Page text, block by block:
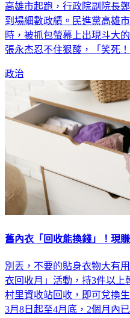
高雄市起跑，行政院副院長
到場細數政績。民進黨高雄
時，被抓包螢幕上出現斗大
張永杰忍不住狠酸，「笑死
政治
舊內衣「回收能換錢」！現
別丟，不要的貼身衣物大有
衣回收月」活動，持3件以上
村里資收站回收，即可兌換
3月8日起至4月底，2個月內